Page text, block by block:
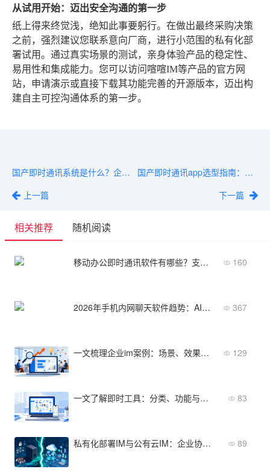
从试用开始：迈出安全沟通的第一步
纸上得来终觉浅，绝知此事要躬行。在做出最终采购决策
之前，强烈建议您联系意向厂商，进行小范围的私有化部
署试用。通过真实场景的测试，亲身体验产品的稳定性、
易用性和集成能力。您可以访问喧喧IM等产品的官方网
站，申请演示或直接下载其功能完善的开源版本，迈出构
建自主可控沟通体系的第一步。
国产即时通讯系统是什么？企业级协作与数据安全核心概念解读
上一篇
国产即时通讯app选型指南：从安全、集成与成本三个维度
下一篇
相关推荐 随机阅读
移动办公即时通讯软件有哪些？支持定位打卡、任务派发 160
2026年手机内网聊天软件趋势：AI助手与安全合规成焦点 367
一文梳理企业im案例：场景、效果与关键教训 129
一文了解即时工具：分类、功能与主流平台推荐 83
私有化部署IM与公有云IM：企业协同场景深度对比 89